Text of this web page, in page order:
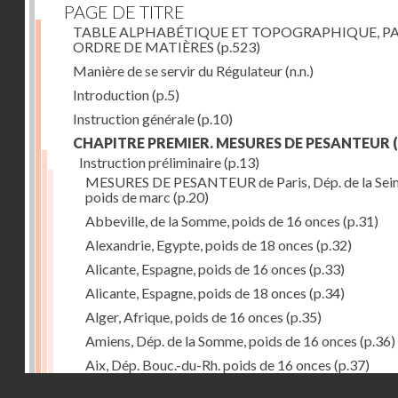
PAGE DE TITRE
TABLE ALPHABÉTIQUE ET TOPOGRAPHIQUE,
ORDRE DE MATIÈRES (p.523)
Manière de se servir du Régulateur(n.n.)
Introduction(p.5)
Instruction générale(p.10)
CHAPITRE PREMIER. MESURES DE PESANTEUR
Instruction préliminaire(p.13)
MESURES DE PESANTEUR de Paris, Dép. de la
poids de marc (p.20)
Abbeville, de la Somme, poids de 16 onces (p.31)
Alexandrie, Egypte, poids de 18 onces (p.32)
Alicante, Espagne, poids de 16 onces (p.33)
Alicante, Espagne, poids de 18 onces (p.34)
Alger, Afrique, poids de 16 onces (p.35)
Amiens, Dép. de la Somme, poids de 16 onces (p.36)
Aix, Dép. Bouc.-du-Rh. poids de 16 onces (p.37)